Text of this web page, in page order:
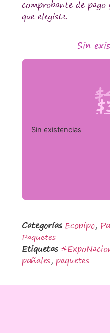
comprobante de
que elegiste.
Sin
$
$
Sin existencias
Categorías Ecopipo,
Paquetes
Etiquetas
pañales, paquetes